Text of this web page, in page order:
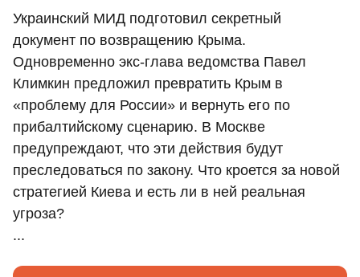
Украинский МИД подготовил секретный
документ по возвращению Крыма.
Одновременно экс-глава ведомства Павел
Климкин предложил превратить Крым в
«проблему для России» и вернуть его по
прибалтийскому сценарию. В Москве
предупреждают, что эти действия будут
преследоваться по закону. Что кроется за новой
стратегией Киева и есть ли в ней реальная
угроза?
...